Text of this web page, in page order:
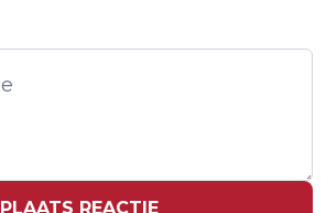
APOLLO VRIJDAG
TE LAAT EN ZIT VOOR
BIJ PSV
PLAATS REACTIE